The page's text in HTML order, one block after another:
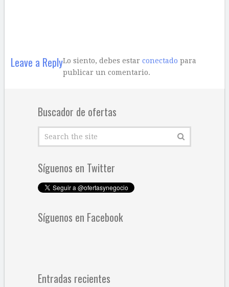
Leave a ReplyLo siento, debes estar conectado para
publicar un comentario.
Buscador de ofertas
Síguenos en Twitter
Síguenos en Facebook
Entradas recientes